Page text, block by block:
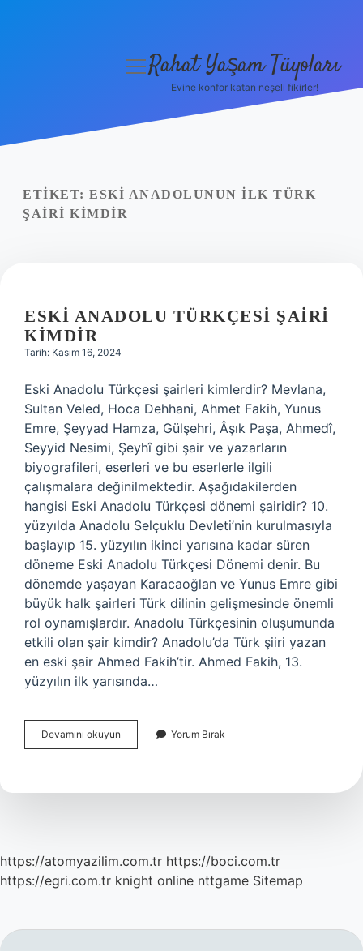
Yasal Uyarı
menüyü
Rahat Yaşam Tüyoları
Evine konfor katan neşeli fikirler!
ETIKET: ESKI ANADOLUNUN ILK TÜRK
ŞAIRI KIMDIR
ESKI ANADOLU TÜRKÇESI ŞAIRI
KIMDIR
Tarih: Kasım 16, 2024
Eski Anadolu Türkçesi şairleri kimlerdir? Mevlana,
Sultan Veled, Hoca Dehhani, Ahmet Fakih, Yunus
Emre, Şeyyad Hamza, Gülşehri, Âşık Paşa, Ahmedî,
Seyyid Nesimi, Şeyhî gibi şair ve yazarların
biyografileri, eserleri ve bu eserlerle ilgili
çalışmalara değinilmektedir. Aşağıdakilerden
hangisi Eski Anadolu Türkçesi dönemi şairidir? 10.
yüzyılda Anadolu Selçuklu Devleti’nin kurulmasıyla
başlayıp 15. yüzyılın ikinci yarısına kadar süren
döneme Eski Anadolu Türkçesi Dönemi denir. Bu
dönemde yaşayan Karacaoğlan ve Yunus Emre gibi
büyük halk şairleri Türk dilinin gelişmesinde önemli
rol oynamışlardır. Anadolu Türkçesinin oluşumunda
etkili olan şair kimdir? Anadolu’da Türk şiiri yazan
en eski şair Ahmed Fakih’tir. Ahmed Fakih, 13.
yüzyılın ilk yarısında…
Devamını okuyun
Anadolu
Kimdir
Yorum Bırak
https://atomyazilim.com.tr https://boci.com.tr
https://egri.com.tr knight online nttgame Sitemap